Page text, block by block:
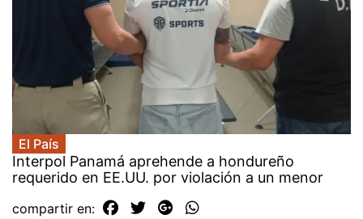
El País
Interpol Panamá aprehende a hondureño
requerido en EE.UU. por violación a un menor
compartir en: